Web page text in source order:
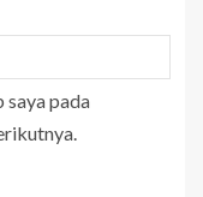
saya pada